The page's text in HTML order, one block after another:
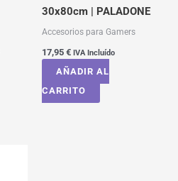
30x80cm | PALADONE
Accesorios para Gamers
17,95 € IVA Incluído
AÑADIR AL
CARRITO